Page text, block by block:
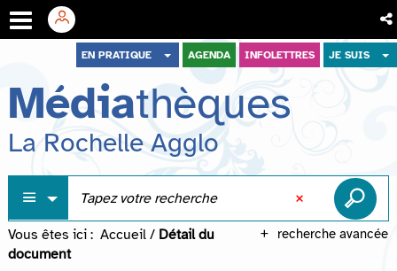
menu
contenu
recherche
EN PRATIQUE AGENDA INFOLETTRES JE SUIS
Médiathèques
La Rochelle Agglo
recherche avancée
Vous êtes ici : Accueil / Détail du
document